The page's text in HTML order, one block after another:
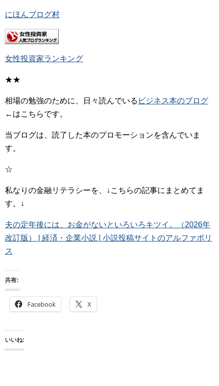
にほんブログ村
女性投資家ランキング
★★
相場の勉強のために、日々読んでいる ビジネス本のブログ
←はこちらです。
当ブログは、読了した本のプロモーションを含んでいま
す。
☆
私なりの金融リテラシーを、↓こちらの記事にまとめてま
す。↓
夫の定年後には、お金がないといろいろキツイ。（2026年
改訂版） | 経済・企業小説 | 小説投稿サイトのアルファポリ
ス
共有:
Facebook X
いいね: